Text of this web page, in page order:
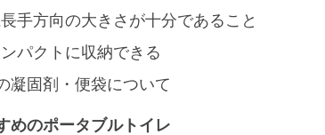
手方向の大きさが十分であること
パクトに収納できる
凝固剤・便袋について
めのポータブルトイレ